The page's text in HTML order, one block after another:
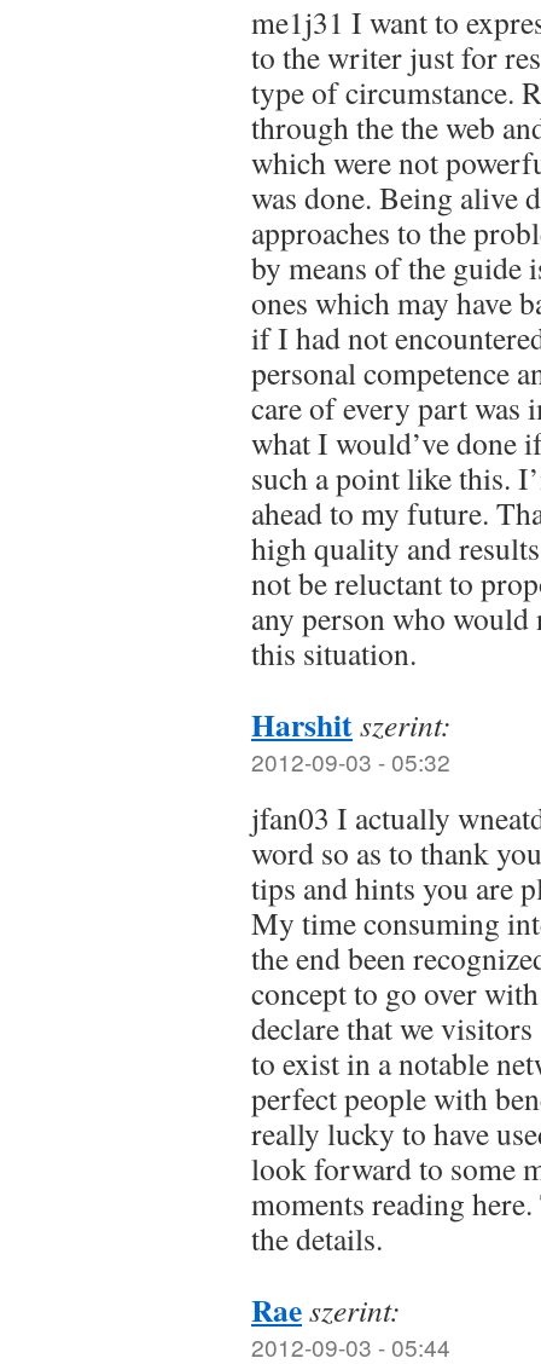
me1j31 I want to
to the writer just for
type of circumstance.
through the the web
which were not
was done. Being alive
approaches to the
by means of the guide
ones which may have
if I had not
personal competence
care of every part was
what I would’ve done
such a point like this.
ahead to my future.
high quality and
not be reluctant to
any person who
this situation.
Harshitszerint:
2012-09-03 - 05:32
jfan03 I actually
word so as to thank
tips and hints you are
My time consuming
the end been
concept to go over
declare that we
to exist in a notable
perfect people with
really lucky to have
look forward to some
moments reading
the details.
Raeszerint:
2012-09-03 - 05:44